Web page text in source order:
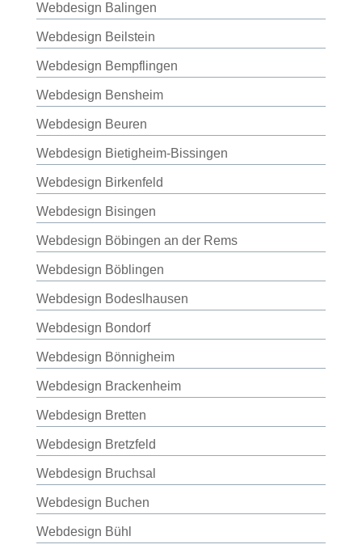
Webdesign Balingen
Webdesign Beilstein
Webdesign Bempflingen
Webdesign Bensheim
Webdesign Beuren
Webdesign Bietigheim-Bissingen
Webdesign Birkenfeld
Webdesign Bisingen
Webdesign Böbingen an der Rems
Webdesign Böblingen
Webdesign Bodeslhausen
Webdesign Bondorf
Webdesign Bönnigheim
Webdesign Brackenheim
Webdesign Bretten
Webdesign Bretzfeld
Webdesign Bruchsal
Webdesign Buchen
Webdesign Bühl